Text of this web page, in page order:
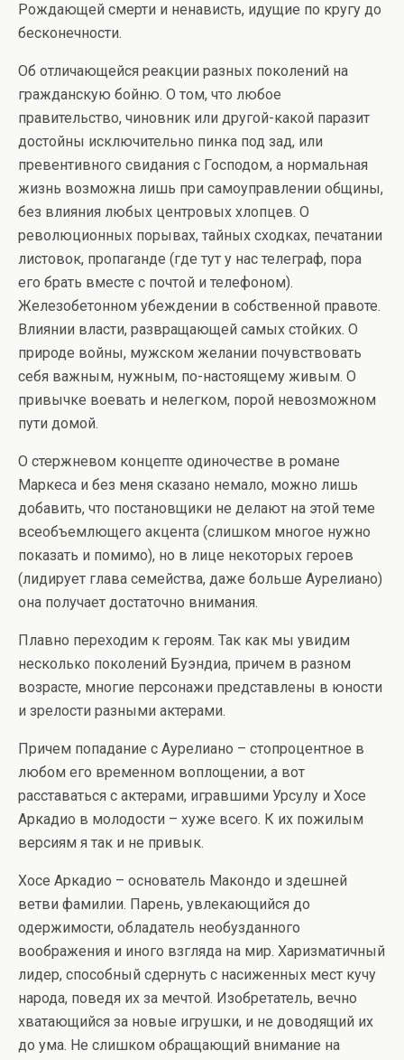
Рождающей смерти и ненависть, идущие по кругу до
бесконечности.
Об отличающейся реакции разных поколений на
гражданскую бойню. О том, что любое
правительство, чиновник или другой-какой паразит
достойны исключительно пинка под зад, или
превентивного свидания с Господом, а нормальная
жизнь возможна лишь при самоуправлении общины,
без влияния любых центровых хлопцев. О
революционных порывах, тайных сходках, печатании
листовок, пропаганде (где тут у нас телеграф, пора
его брать вместе с почтой и телефоном).
Железобетонном убеждении в собственной правоте.
Влиянии власти, развращающей самых стойких. О
природе войны, мужском желании почувствовать
себя важным, нужным, по-настоящему живым. О
привычке воевать и нелегком, порой невозможном
пути домой.
О стержневом концепте одиночестве в романе
Маркеса и без меня сказано немало, можно лишь
добавить, что постановщики не делают на этой теме
всеобъемлющего акцента (слишком многое нужно
показать и помимо), но в лице некоторых героев
(лидирует глава семейства, даже больше Аурелиано)
она получает достаточно внимания.
Плавно переходим к героям. Так как мы увидим
несколько поколений Буэндиа, причем в разном
возрасте, многие персонажи представлены в юности
и зрелости разными актерами.
Причем попадание с Аурелиано – стопроцентное в
любом его временном воплощении, а вот
расставаться с актерами, игравшими Урсулу и Хосе
Аркадио в молодости – хуже всего. К их пожилым
версиям я так и не привык.
Хосе Аркадио – основатель Макондо и здешней
ветви фамилии. Парень, увлекающийся до
одержимости, обладатель необузданного
воображения и иного взгляда на мир. Харизматичный
лидер, способный сдернуть с насиженных мест кучу
народа, поведя их за мечтой. Изобретатель, вечно
хватающийся за новые игрушки, и не доводящий их
до ума. Не слишком обращающий внимание на